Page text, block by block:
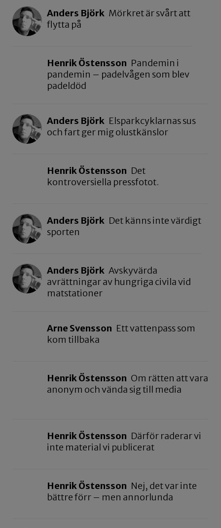
Anders Björk Mörkret är svårt att
flytta på
Henrik Östensson Pandemin i
pandemin – padelvågen som blev
padeldöd
Anders Björk Elsparkcyklarnas sus
och fart ger mig olustkänslor
Henrik Östensson Det
kontroversiella pressfotot.
Anders Björk Det känns inte värdigt
sporten
Anders Björk Avskyvärda
avrättningar av hungriga civila vid
matstationer
Arne Svensson Ett vattenpass som
kom tillbaka
Henrik Östensson Om rätten att vara
anonym och vända sig till media
Henrik Östensson Därför raderar vi
inte material vi publicerat
Henrik Östensson Nej, det var inte
bättre förr – men annorlunda